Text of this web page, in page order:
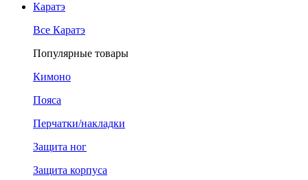
Каратэ
Все Каратэ
Популярные товары
Кимоно
Пояса
Перчатки/накладки
Защита ног
Защита корпуса